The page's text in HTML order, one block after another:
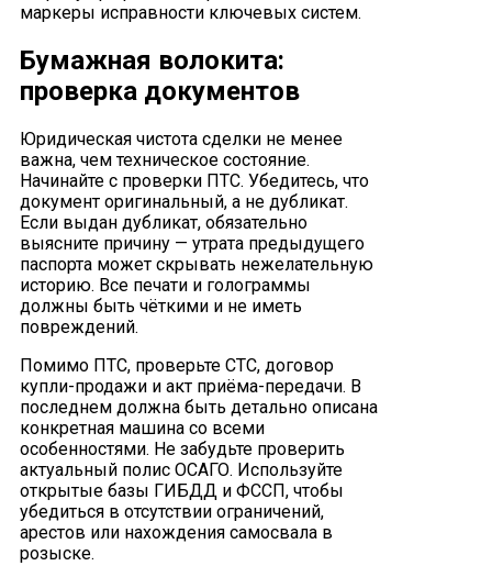
маркеры исправности ключевых систем.
Бумажная волокита:
проверка документов
Юридическая чистота сделки не менее
важна, чем техническое состояние.
Начинайте с проверки ПТС. Убедитесь, что
документ оригинальный, а не дубликат.
Если выдан дубликат, обязательно
выясните причину — утрата предыдущего
паспорта может скрывать нежелательную
историю. Все печати и голограммы
должны быть чёткими и не иметь
повреждений.
Помимо ПТС, проверьте СТС, договор
купли-продажи и акт приёма-передачи. В
последнем должна быть детально описана
конкретная машина со всеми
особенностями. Не забудьте проверить
актуальный полис ОСАГО. Используйте
открытые базы ГИБДД и ФССП, чтобы
убедиться в отсутствии ограничений,
арестов или нахождения самосвала в
розыске.